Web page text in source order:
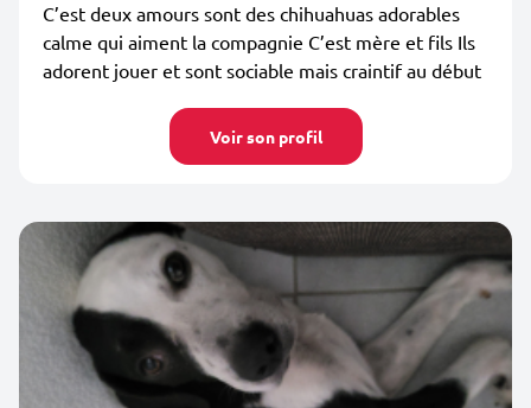
C’est deux amours sont des chihuahuas adorables
calme qui aiment la compagnie C’est mère et fils Ils
adorent jouer et sont sociable mais craintif au début
Voir son profil